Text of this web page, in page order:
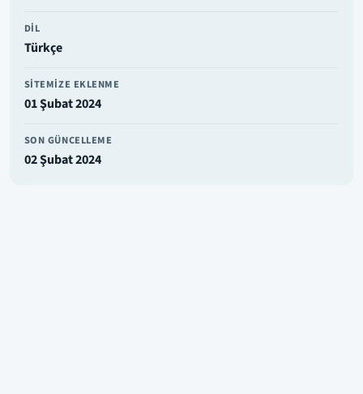
DIL
Türkçe
SITEMIZE EKLENME
01 Şubat 2024
SON GÜNCELLEME
02 Şubat 2024